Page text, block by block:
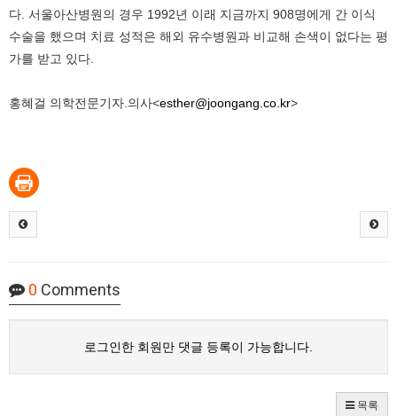
다. 서울아산병원의 경우 1992년 이래 지금까지 908명에게 간 이식
수술을 했으며 치료 성적은 해외 유수병원과 비교해 손색이 없다는 평
가를 받고 있다.
홍혜걸 의학전문기자.의사<esther@joongang.co.kr>
0 Comments
로그인한 회원만 댓글 등록이 가능합니다.
목록